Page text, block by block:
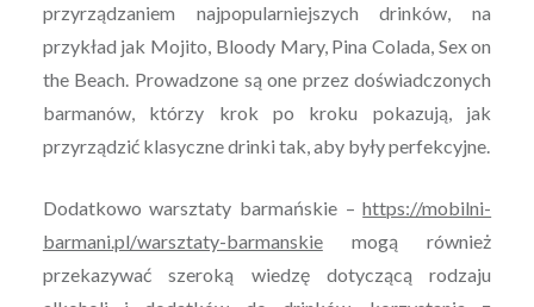
przyrządzaniem najpopularniejszych drinków, na
przykład jak Mojito, Bloody Mary, Pina Colada, Sex on
the Beach. Prowadzone są one przez doświadczonych
barmanów, którzy krok po kroku pokazują, jak
przyrządzić klasyczne drinki tak, aby były perfekcyjne.
Dodatkowo warsztaty barmańskie –https://mobilni-
barmani.pl/warsztaty-barmanskiemogą również
przekazywać szeroką wiedzę dotyczącą rodzaju